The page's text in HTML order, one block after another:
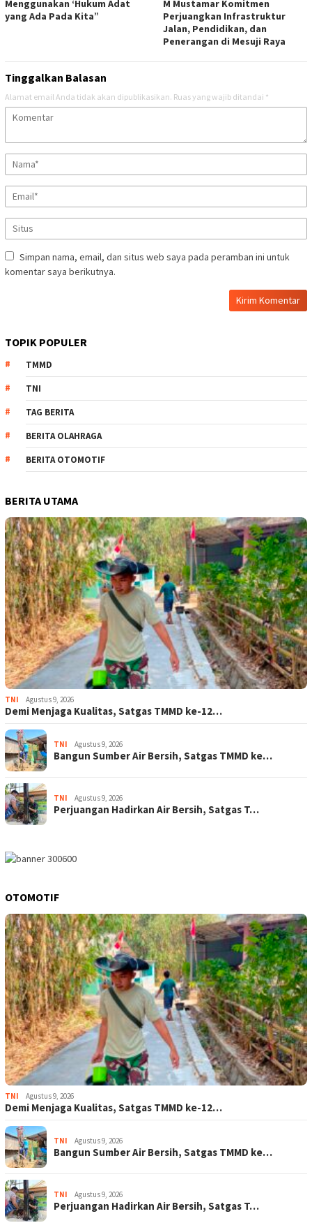
Menggunakan ‘Hukum Adat
yang Ada Pada Kita”
M Mustamar Komitmen
Perjuangkan Infrastruktur
Jalan, Pendidikan, dan
Penerangan di Mesuji Raya
Tinggalkan Balasan
Alamat email Anda tidak akan dipublikasikan. Ruas yang wajib ditandai *
Simpan nama, email, dan situs web saya pada peramban ini untuk
komentar saya berikutnya.
TOPIK POPULER
TMMD
TNI
TAG BERITA
BERITA OLAHRAGA
BERITA OTOMOTIF
BERITA UTAMA
TNI Agustus 9, 2026
Demi Menjaga Kualitas, Satgas TMMD ke-12…
TNI Agustus 9, 2026
Bangun Sumber Air Bersih, Satgas TMMD ke…
TNI Agustus 9, 2026
Perjuangan Hadirkan Air Bersih, Satgas T…
OTOMOTIF
TNI Agustus 9, 2026
Demi Menjaga Kualitas, Satgas TMMD ke-12…
TNI Agustus 9, 2026
Bangun Sumber Air Bersih, Satgas TMMD ke…
TNI Agustus 9, 2026
Perjuangan Hadirkan Air Bersih, Satgas T…